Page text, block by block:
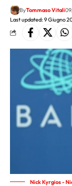
Last updated: 9 Giugno
ByTommaso Vitali
Nick Kyrgios -